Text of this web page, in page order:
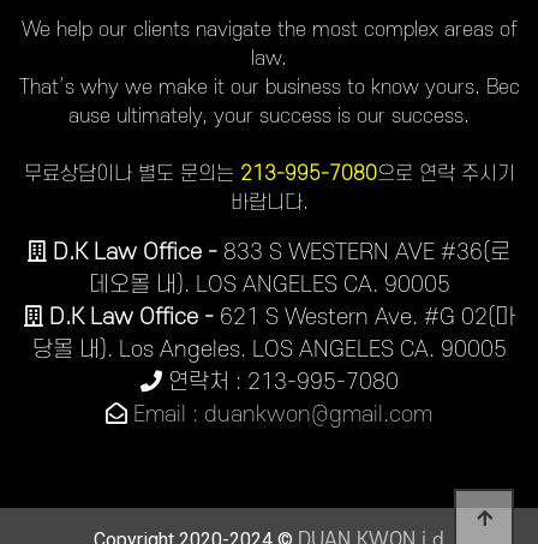
We help our clients navigate the most complex areas of
law.
That’s why we make it our business to know yours. Bec
ause ultimately, your success is our success.
무료상담이나 별도 문의는 213-995-7080으로 연락 주시기
바랍니다.
D.K Law Office - 833 S WESTERN AVE #36(로
데오몰 내). LOS ANGELES CA. 90005
D.K Law Office - 621 S Western Ave. #G 02(마
당몰 내). Los Angeles. LOS ANGELES CA. 90005
연락처 : 213-995-7080
Email : duankwon@gmail.com